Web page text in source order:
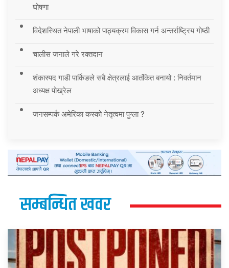
घोषणा
विदेशस्थित नेपाली भाषाको पाठ्यक्रम विकास गर्न अन्तर्राष्ट्रिय गोष्ठी
चालीस जनाले गरे रक्तदान
शंकास्पद गाडी पार्किङले सबै क्षेत्रलाई आतंकित बनायो : निवर्तमान
अध्यक्ष पोख्रेल
जनसम्पर्क अमेरिका कस्को नेतृत्वमा पुग्ला ?
सम्बन्धित खवर